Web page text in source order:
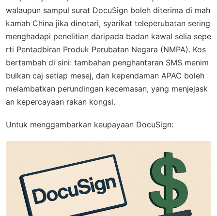
walaupun sampul surat DocuSign boleh diterima di mah
kamah China jika dinotari, syarikat teleperubatan sering
menghadapi penelitian daripada badan kawal selia sepe
rti Pentadbiran Produk Perubatan Negara (NMPA). Kos
bertambah di sini: tambahan penghantaran SMS menim
bulkan caj setiap mesej, dan kependaman APAC boleh
melambatkan perundingan kecemasan, yang menjejask
an kepercayaan rakan kongsi.
Untuk menggambarkan keupayaan DocuSign: